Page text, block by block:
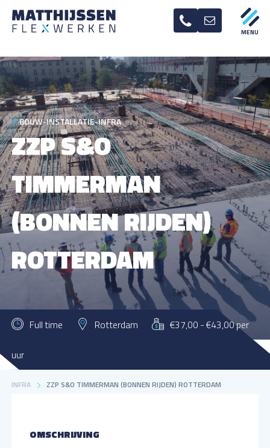
BOUW-INSTALLATIE-INFRA
ZZP S&O
TIMMERMAN
(BONNEN RIJDEN)
ROTTERDAM
Full time Rotterdam €37,00 - €43,00 per
uur
MATTHIJSSEN FLEXWERKEN
INFRA ZZP S&O TIMMERMAN (BONNEN RIJDEN) ROTTERDAM
OMSCHRIJVING